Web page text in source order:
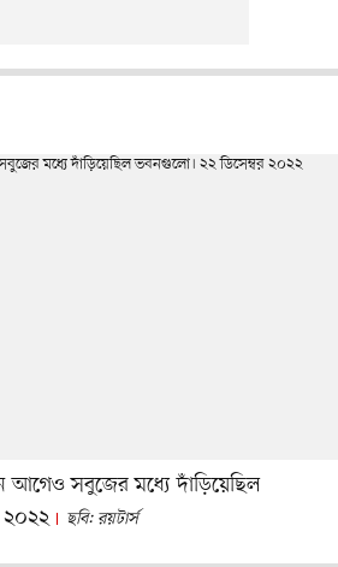
আগেও সবুজের মধ্যে দাঁড়িয়েছিল
২০২২
ছবি: রয়টার্স